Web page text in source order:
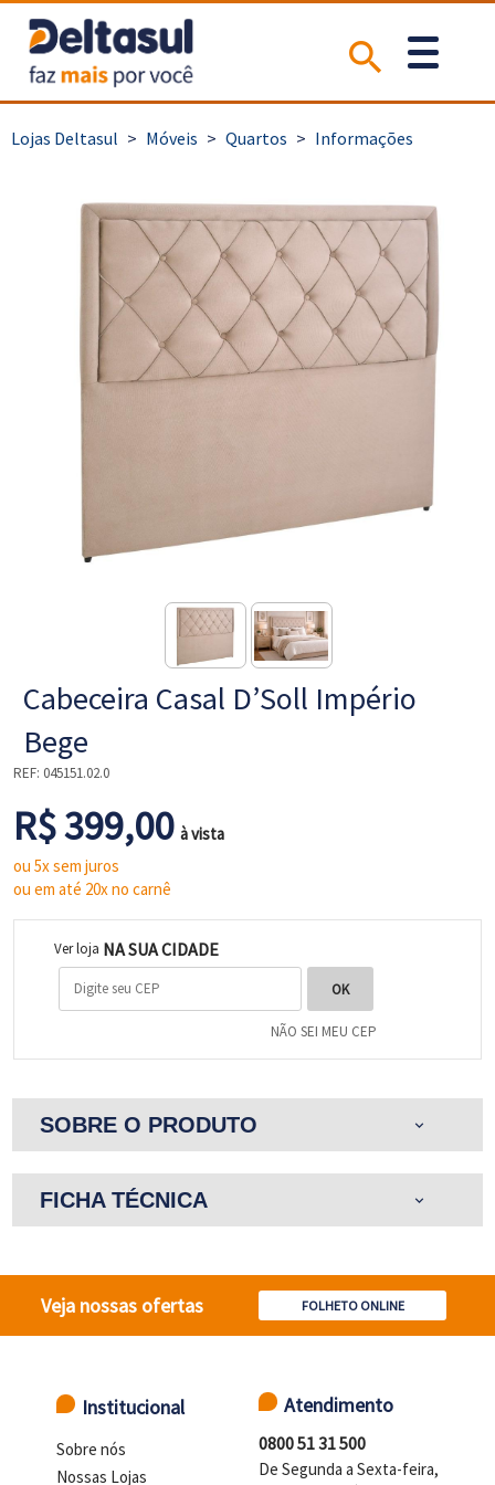
> Móveis > Quartos > Informações
Cabeceira Casal D’Soll Império
Bege
REF: 045151.02.0
R$ 399,00à vista
ou 5x sem juros
ou em até 20x no carnê
Ver loja NA SUA CIDADE
NÃO SEI MEU CEP
SOBRE O PRODUTO expand_more
FICHA TÉCNICA expand_more
Veja nossas ofertas FOLHETO ONLINE
Institucional
Sobre nós
Nossas Lojas
Atendimento
0800 51 31 500
De Segunda a Sexta-feira,